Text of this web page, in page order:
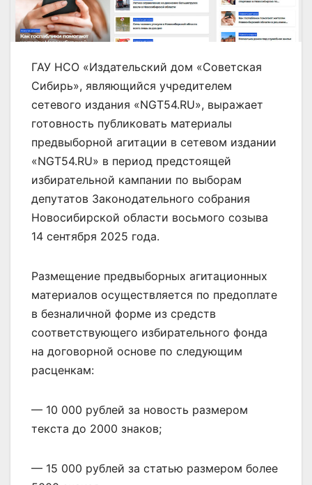
ГАУ НСО «Издательский дом «Советская
Сибирь», являющийся учредителем
сетевого издания «NGT54.RU», выражает
готовность публиковать материалы
предвыборной агитации в сетевом издании
«NGT54.RU» в период предстоящей
избирательной кампании по выборам
депутатов Законодательного собрания
Новосибирской области восьмого созыва
14 сентября 2025 года.
Размещение предвыборных агитационных
материалов осуществляется по предоплате
в безналичной форме из средств
соответствующего избирательного фонда
на договорной основе по следующим
расценкам:
— 10 000 рублей за новость размером
текста до 2000 знаков;
— 15 000 рублей за статью размером более